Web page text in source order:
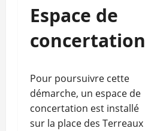
Espace de
concertation
Pour poursuivre cette
démarche, un espace de
concertation est installé
sur la place des Terreaux